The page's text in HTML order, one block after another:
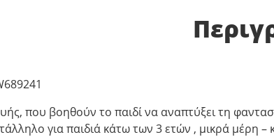
που βοηθούν το παιδί να αναπτύξει τη
για παιδιά κάτω των 3 ετών , μικρά μέρη –